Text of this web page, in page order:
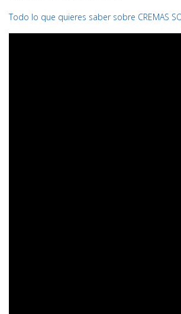
Todo lo que quieres saber sobre CREMAS